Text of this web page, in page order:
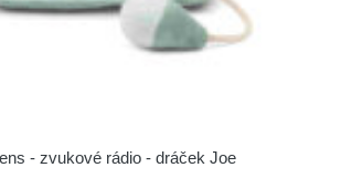
- zvukové rádio - dráček Joe